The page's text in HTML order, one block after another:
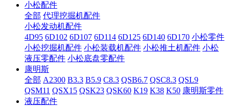
小松配件
全部 代理挖掘机配件
小松发动机配件
4D95 6D102 6D107 6D114 6D125 6D140 6D170 小松零件
小松挖掘机配件 小松装载机配件 小松推土机配件 小松
液压零配件 小松底盘零配件
康明斯
全部 A2300 B3.3 B5.9 C8.3 QSB6.7 QSC8.3 QSL9
QSM11 QSX15 QSK23 QSK60 K19 K38 K50 康明斯零件
液压配件